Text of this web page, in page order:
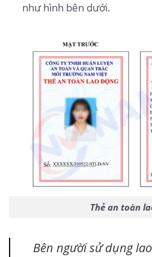
như hình bên dưới.
Thẻ an toàn
Bên người sử dụng